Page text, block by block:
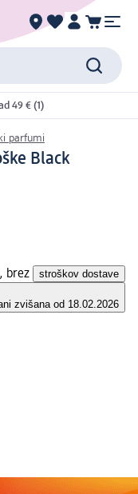
49 € (1)
parfumi
Black
brez stroškov dostave
ni zvišana od 18.02.2026